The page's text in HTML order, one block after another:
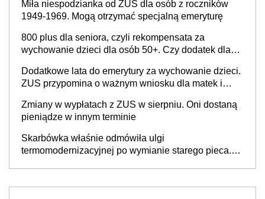
Miła niespodzianka od ZUS dla osób z roczników
1949-1969. Mogą otrzymać specjalną emeryturę
800 plus dla seniora, czyli rekompensata za
wychowanie dzieci dla osób 50+. Czy dodatek dla
Dodatkowe lata do emerytury za wychowanie dzieci.
ZUS przypomina o ważnym wniosku dla matek i
Zmiany w wypłatach z ZUS w sierpniu. Oni dostaną
pieniądze w innym terminie
Skarbówka właśnie odmówiła ulgi
termomodernizacyjnej po wymianie starego pieca.